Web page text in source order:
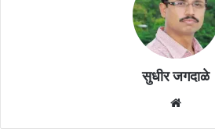
सुधीर जगदाळे